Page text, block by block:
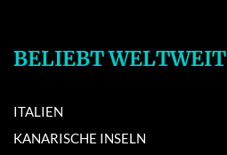
BELIEBT WELTWEIT
ITALIEN
KANARISCHE INSELN